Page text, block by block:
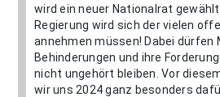
wird ein neuer Nationalrat
Regierung wird sich der vielen
annehmen müssen! Dabei dürfen
Behinderungen und ihre
nicht ungehört bleiben. Vor
wir uns 2024 ganz besonders